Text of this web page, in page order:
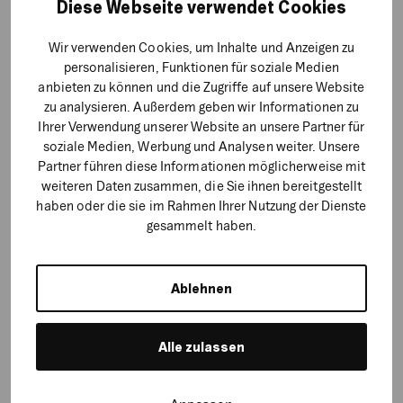
Diese Webseite verwendet Cookies
Wir verwenden Cookies, um Inhalte und Anzeigen zu
personalisieren, Funktionen für soziale Medien
anbieten zu können und die Zugriffe auf unsere Website
zu analysieren. Außerdem geben wir Informationen zu
Ihrer Verwendung unserer Website an unsere Partner für
soziale Medien, Werbung und Analysen weiter. Unsere
Partner führen diese Informationen möglicherweise mit
weiteren Daten zusammen, die Sie ihnen bereitgestellt
haben oder die sie im Rahmen Ihrer Nutzung der Dienste
gesammelt haben.
Ablehnen
Alle zulassen
Buxtrade